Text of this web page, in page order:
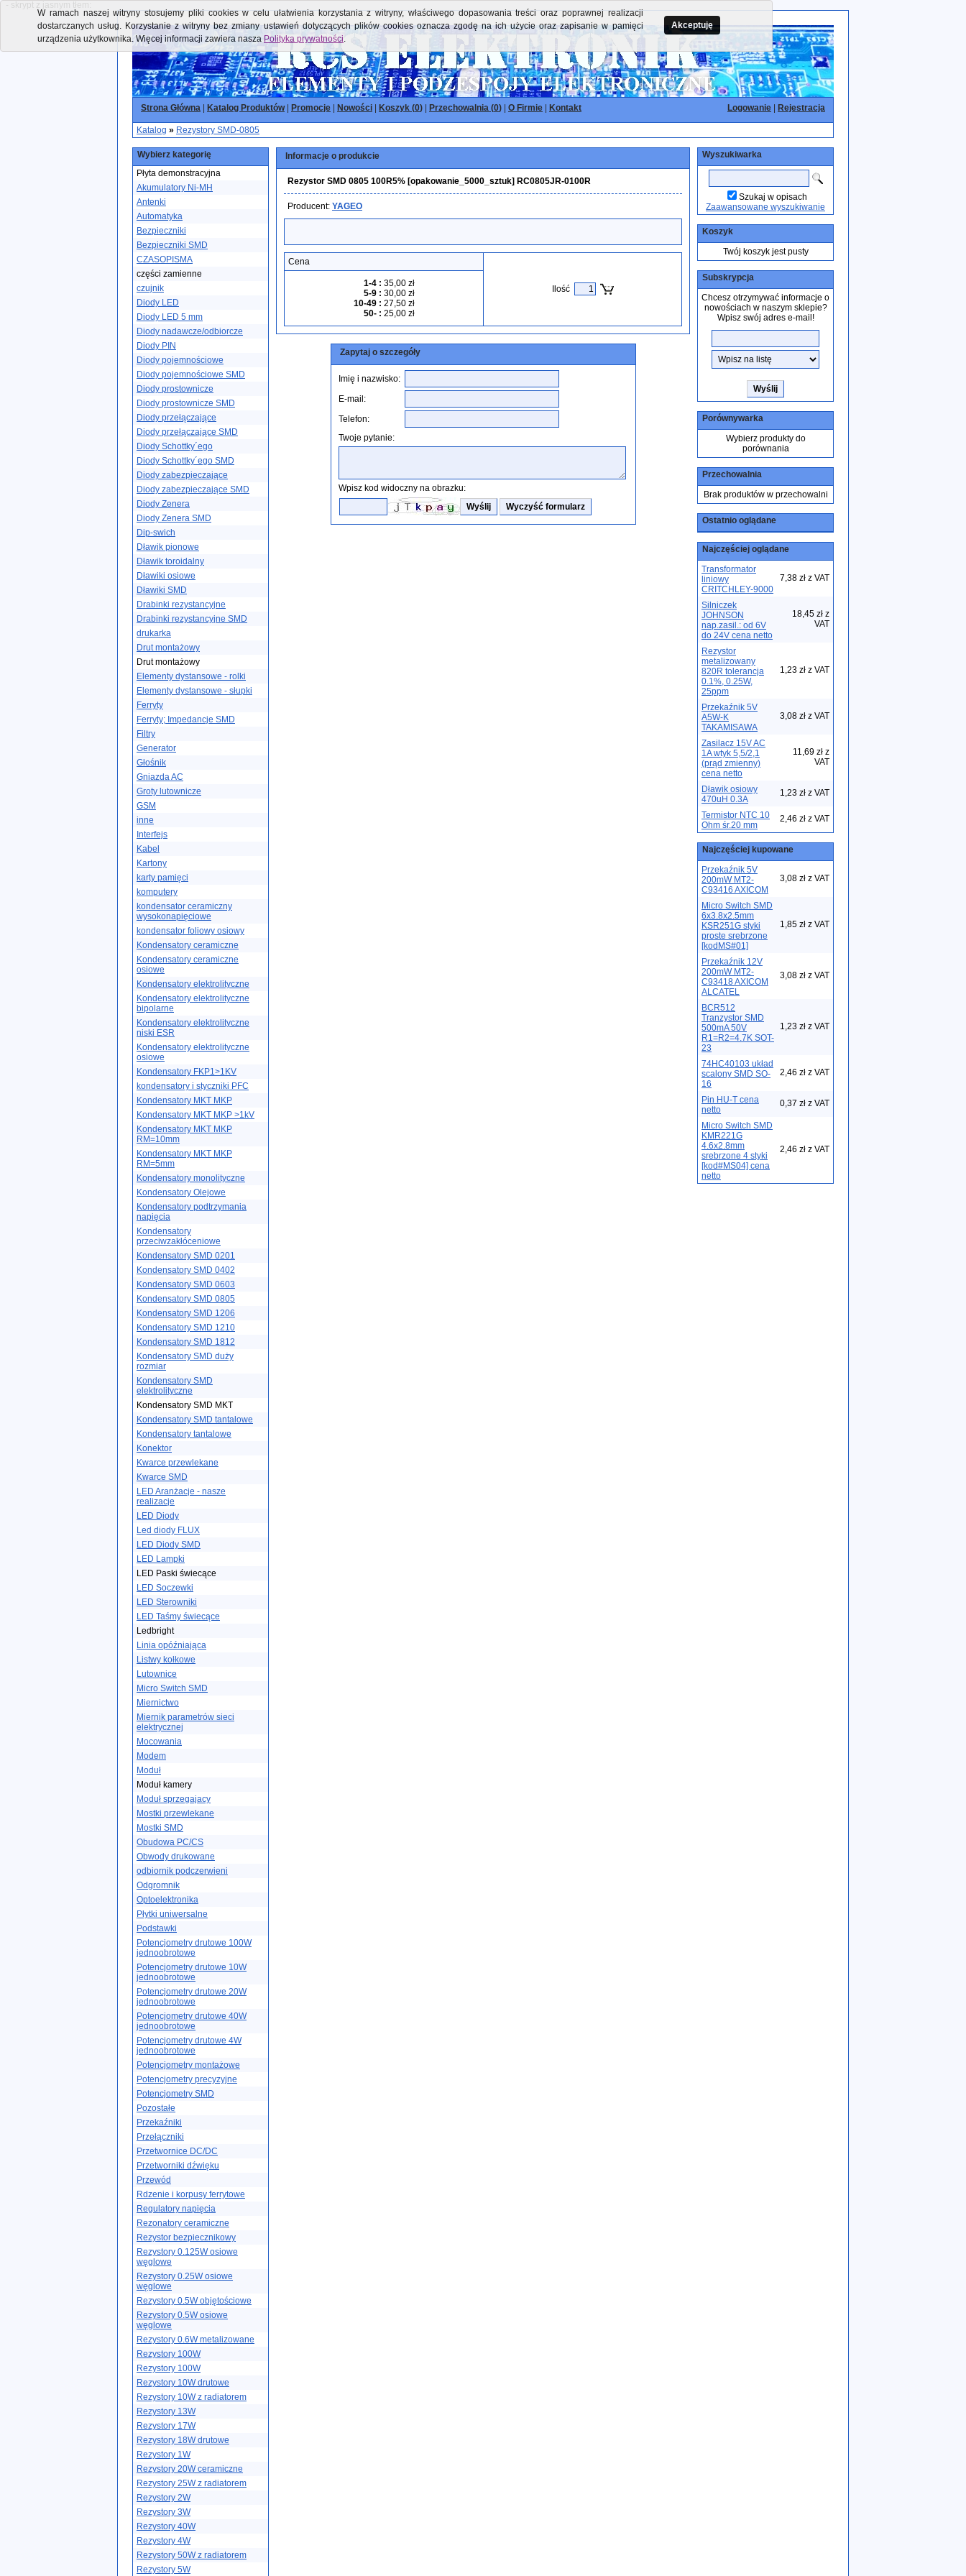
- skrypt z jasnym tłem:
Strona Główna Katalog Produktów| Promocje Nowości Koszyk (0) Przechowalnia (0) O Firmie Kontakt Logowanie Rejestracja
Katalog » Rezystory SMD-0805
Wybierz kategorię
Płyta demonstracyjna
Akumulatory Ni-MH
Antenki
Automatyka
Bezpieczniki
Bezpieczniki SMD
CZASOPISMA
części zamienne
czujnik
Diody LED
Diody LED 5 mm
Diody nadawcze/odbiorcze
Diody PIN
Diody pojemnościowe
Diody pojemnościowe SMD
Diody prostownicze
Diody prostownicze SMD
Diody przełączające
Diody przełączające SMD
Diody Schottky´ego
Diody Schottky´ego SMD
Diody zabezpieczające
Diody zabezpieczające SMD
Diody Zenera
Diody Zenera SMD
Dip-swich
Dławik pionowe
Dławik toroidalny
Dławiki osiowe
Dławiki SMD
Drabinki rezystancyjne
Drabinki rezystancyjne SMD
drukarka
Drut montażowy
Drut montażowy
Elementy dystansowe - rolki
Elementy dystansowe - słupki
Ferryty
Ferryty; Impedancje SMD
Filtry
Generator
Głośnik
Gniazda AC
Groty lutownicze
GSM
inne
Interfejs
Kabel
Kartony
karty pamięci
komputery
kondensator ceramiczny
wysokonapięciowe
kondensator foliowy osiowy
Kondensatory ceramiczne
Kondensatory ceramiczne
osiowe
Kondensatory elektrolityczne
Kondensatory elektrolityczne
bipolarne
Kondensatory elektrolityczne
niski ESR
Kondensatory elektrolityczne
osiowe
Kondensatory FKP1>1KV
kondensatory i styczniki PFC
Kondensatory MKT MKP
Kondensatory MKT MKP >1kV
Kondensatory MKT MKP
RM=10mm
Kondensatory MKT MKP
RM=5mm
Kondensatory monolityczne
Kondensatory Olejowe
Kondensatory podtrzymania
napięcia
Kondensatory
przeciwzakłóceniowe
Kondensatory SMD 0201
Kondensatory SMD 0402
Kondensatory SMD 0603
Kondensatory SMD 0805
Kondensatory SMD 1206
Kondensatory SMD 1210
Kondensatory SMD 1812
Kondensatory SMD duży
rozmiar
Kondensatory SMD
elektrolityczne
Kondensatory SMD MKT
Kondensatory SMD tantalowe
Kondensatory tantalowe
Konektor
Kwarce przewlekane
Kwarce SMD
LED Aranżacje - nasze
realizacje
LED Diody
Led diody FLUX
LED Diody SMD
LED Lampki
LED Paski świecące
LED Soczewki
LED Sterowniki
LED Taśmy świecące
Ledbright
Linia opóźniająca
Listwy kołkowe
Lutownice
Micro Switch SMD
Miernictwo
Miernik parametrów sieci
elektrycznej
Mocowania
Modem
Moduł
Moduł kamery
Moduł sprzegajacy
Mostki przewlekane
Mostki SMD
Obudowa PC/CS
Obwody drukowane
odbiornik podczerwieni
Odgromnik
Optoelektronika
Płytki uniwersalne
Podstawki
Potencjometry drutowe 100W
jednoobrotowe
Potencjometry drutowe 10W
jednoobrotowe
Potencjometry drutowe 20W
jednoobrotowe
Potencjometry drutowe 40W
jednoobrotowe
Potencjometry drutowe 4W
jednoobrotowe
Potencjometry montażowe
Potencjometry precyzyjne
Potencjometry SMD
Pozostałe
Przekaźniki
Przełączniki
Przetwornice DC/DC
Przetworniki dźwięku
Przewód
Rdzenie i korpusy ferrytowe
Regulatory napięcia
Rezonatory ceramiczne
Rezystor bezpiecznikowy
Rezystory 0.125W osiowe
węglowe
Rezystory 0.25W osiowe
węglowe
Rezystory 0.5W objętościowe
Rezystory 0.5W osiowe
węglowe
Rezystory 0.6W metalizowane
Rezystory 100W
Rezystory 100W
Rezystory 10W drutowe
Rezystory 10W z radiatorem
Rezystory 13W
Rezystory 17W
Rezystory 18W drutowe
Rezystory 1W
Rezystory 20W ceramiczne
Rezystory 25W z radiatorem
Rezystory 2W
Rezystory 3W
Rezystory 40W
Rezystory 4W
Rezystory 50W z radiatorem
Rezystory 5W
Informacje o produkcie
Rezystor SMD 0805 100R5% [opakowanie_5000_sztuk] RC0805JR-0100R
Producent: YAGEO
Cena
Ilość
1-4 : 35,00 zł
5-9 : 30,00 zł
10-49 : 27,50 zł
50- : 25,00 zł
Zapytaj o szczegóły
Imię i nazwisko:
E-mail:
Telefon:
Twoje pytanie:
Wpisz kod widoczny na obrazku:
Wyszukiwarka
Szukaj w opisach
Zaawansowane wyszukiwanie
Koszyk
Twój koszyk jest pusty
Subskrypcja
Chcesz otrzymywać informacje o
nowościach w naszym sklepie?
Wpisz swój adres e-mail!
Porównywarka
Wybierz produkty do
porównania
Przechowalnia
Brak produktów w przechowalni
Ostatnio oglądane
Najczęściej oglądane
Transformator
liniowy
CRITCHLEY-9000
7,38 zł z VAT
Silniczek
JOHNSON
nap.zasil.: od 6V
do 24V cena netto
18,45 zł z
VAT
Rezystor
metalizowany
820R tolerancja
0.1%, 0.25W,
25ppm
1,23 zł z VAT
Przekaźnik 5V
A5W-K
TAKAMISAWA
3,08 zł z VAT
Zasilacz 15V AC
1A wtyk 5,5/2,1
(prąd zmienny)
cena netto
11,69 zł z
VAT
Dławik osiowy
470uH 0.3A
1,23 zł z VAT
Termistor NTC 10
Ohm śr.20 mm
2,46 zł z VAT
Najczęściej kupowane
Przekaźnik 5V
200mW MT2-
C93416 AXICOM
3,08 zł z VAT
Micro Switch SMD
6x3.8x2.5mm
KSR251G styki
proste srebrzone
[kodMS#01]
1,85 zł z VAT
Przekaźnik 12V
200mW MT2-
C93418 AXICOM
ALCATEL
3,08 zł z VAT
BCR512
Tranzystor SMD
500mA 50V
R1=R2=4.7K SOT-
23
1,23 zł z VAT
74HC40103 układ
scalony SMD SO-
16
2,46 zł z VAT
Pin HU-T cena
netto
0,37 zł z VAT
Micro Switch SMD
KMR221G
4.6x2.8mm
srebrzone 4 styki
[kod#MS04] cena
netto
2,46 zł z VAT
W ramach naszej witryny stosujemy pliki cookies w celu ułatwienia korzystania z witryny, właściwego dopasowania treści oraz poprawnej realizacji
dostarczanych usług. Korzystanie z witryny bez zmiany ustawień dotyczących plików cookies oznacza zgodę na ich użycie oraz zapisanie w pamięci
urządzenia użytkownika. Więcej informacji zawiera nasza Polityka prywatności.
Akceptuję